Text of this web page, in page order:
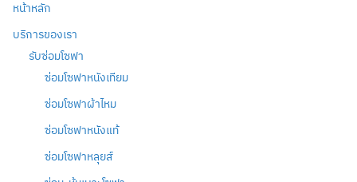
หน้าหลัก
บริการของเรา
รับซ่อมโซฟา
ซ่อมโซฟาหนังเทียม
ซ่อมโซฟาผ้าไหม
ซ่อมโซฟาหนังแท้
ซ่อมโซฟาหลุยส์